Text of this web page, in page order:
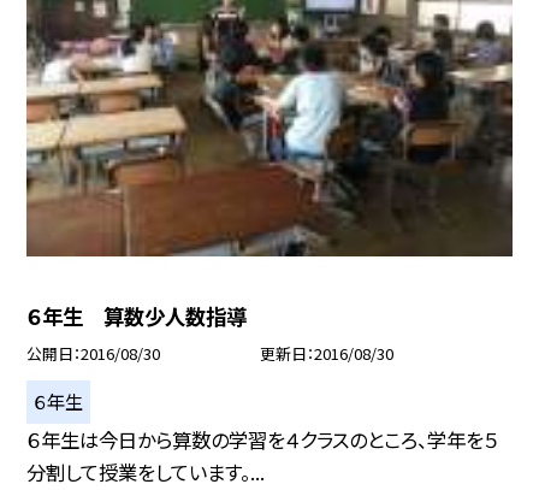
６年生 算数少人数指導
公開日 2016/08/30 更新日 2016/08/30
６年生
６年生は今日から算数の学習を４クラスのところ、学年を５
分割して授業をしています。...